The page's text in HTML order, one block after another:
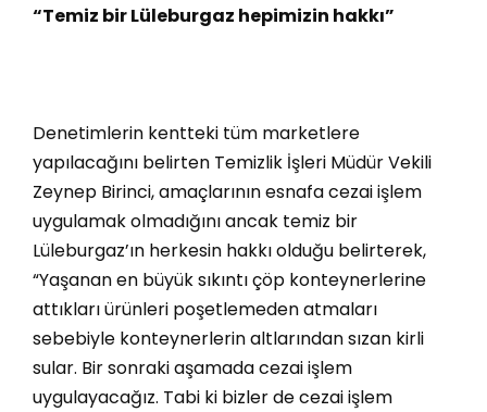
“Temiz bir Lüleburgaz hepimizin hakkı”
Denetimlerin kentteki tüm marketlere
yapılacağını belirten Temizlik İşleri Müdür Vekili
Zeynep Birinci, amaçlarının esnafa cezai işlem
uygulamak olmadığını ancak temiz bir
Lüleburgaz’ın herkesin hakkı olduğu belirterek,
“Yaşanan en büyük sıkıntı çöp konteynerlerine
attıkları ürünleri poşetlemeden atmaları
sebebiyle konteynerlerin altlarından sızan kirli
sular. Bir sonraki aşamada cezai işlem
uygulayacağız. Tabi ki bizler de cezai işlem